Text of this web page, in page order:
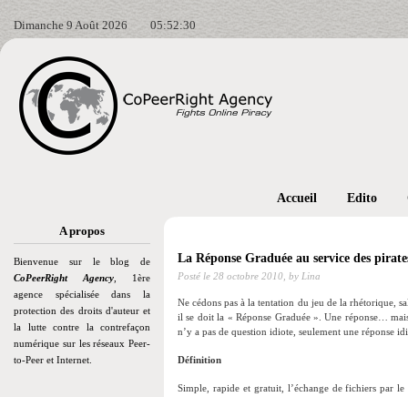
Dimanche 9 Août 2026 05:52:31
A propos
Bienvenue sur le blog de
CoPeerRight Agency , 1ère
agence spécialisée dans la
protection des droits d'auteur et
la lutte contre la contrefaçon
numérique sur les réseaux Peer-
to-Peer et Internet.
Accueil Edito
La Réponse Graduée au service des
Posté le 28 octobre 2010, by Lina
Ne cédons pas à la tentation du jeu de la rhétorique,
il se doit la « Réponse Graduée ». Une réponse…
n’y a pas de question idiote, seulement une réponse
Définition
Simple, rapide et gratuit, l’échange de fichiers par